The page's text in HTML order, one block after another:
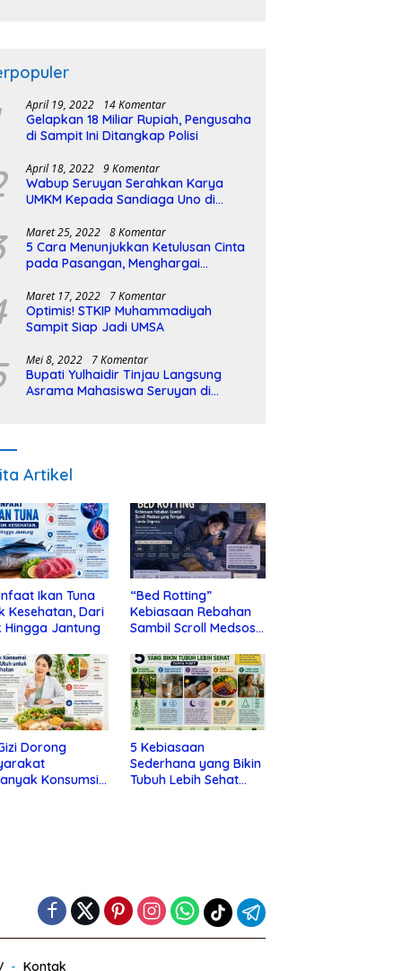
April 19, 2022 14 Komentar
Gelapkan 18 Miliar Rupiah, Pengusaha
di Sampit Ini Ditangkap Polisi
April 18, 2022 9 Komentar
Wabup Seruyan Serahkan Karya
UMKM Kepada Sandiaga Uno di
Maret 25, 2022 8 Komentar
5 Cara Menunjukkan Ketulusan Cinta
pada Pasangan, Menghargai
Maret 17, 2022 7 Komentar
Optimis! STKIP Muhammadiyah
Sampit Siap Jadi UMSA
Mei 8, 2022 7 Komentar
Bupati Yulhaidir Tinjau Langsung
Asrama Mahasiswa Seruyan di
Artikel
Ikan Tuna
Kesehatan, Dari
Hingga Jantung
“Bed Rotting”
Kebiasaan Rebahan
Sambil Scroll Medsos
Depresi
Dorong
Konsumsi
5 Kebiasaan
Sederhana yang Bikin
Tubuh Lebih Sehat
Kontak